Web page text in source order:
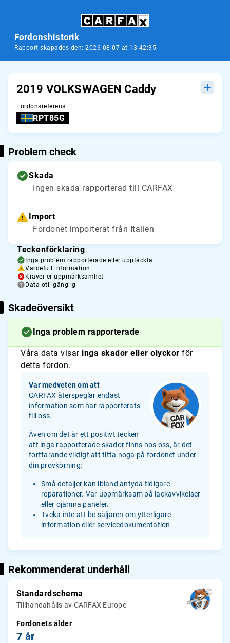
Fordonshistorik
Rapport skapades den: 2026-08-07 at 13:42:35
2019 VOLKSWAGEN Caddy
Fordonsreferens:
RPT85G
Problem check
Skada
Ingen skada rapporterad till CARFAX
Import
Fordonet importerat från Italien
Teckenförklaring
Inga problem rapporterade eller upptäckta
Värdefull information
Kräver er uppmärksamhet
Data otillgänglig
Skadeöversikt
Inga problem rapporterade
Våra data visar inga skador eller olyckor för
detta fordon.
Var medveten om att
CARFAX återspeglar endast
information som har rapporterats
till oss.
Även om det är ett positivt tecken
att inga rapporterade skador finns hos oss, är det
fortfarande viktigt att titta noga på fordonet under
din provkörning:
Små detaljer kan ibland antyda tidigare
reparationer. Var uppmärksam på lackavvikelser
eller ojämna paneler.
Tveka inte att be säljaren om ytterligare
information eller servicedokumentation.
Rekommenderat underhåll
Standardschema
Tillhandahålls av CARFAX Europe
Fordonets ålder
7 år